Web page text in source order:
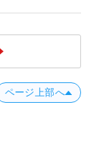
ページ上部へ